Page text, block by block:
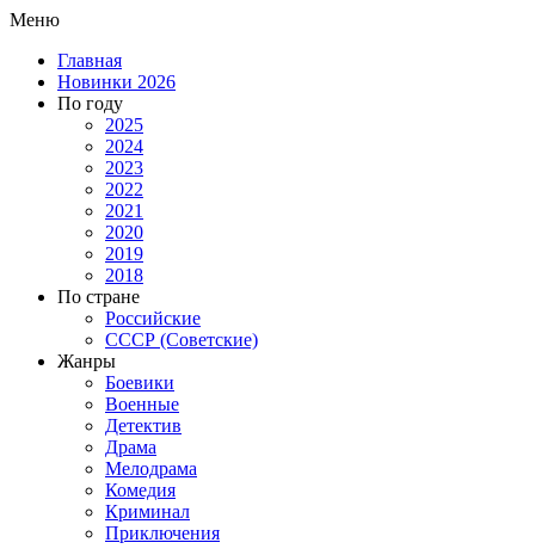
Меню
Главная
Новинки 2026
По году
2025
2024
2023
2022
2021
2020
2019
2018
По стране
Российские
СССР (Советские)
Жанры
Боевики
Военные
Детектив
Драма
Мелодрама
Комедия
Криминал
Приключения